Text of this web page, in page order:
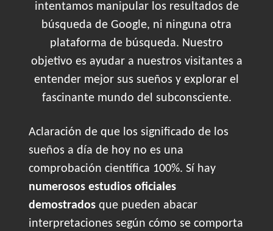
intentamos manipular los resultados de
búsqueda de Google, ni ninguna otra
plataforma de búsqueda. Nuestro
objetivo es ayudar a nuestros visitantes a
entender mejor sus sueños y explorar el
fascinante mundo del subconsciente.
Aclaración de que los significado de los
sueños a día de hoy no es una
comprobación científica 100%. Sí hay
numerosos estudios oficiales
demostrados que pueden abacar
interpretaciones según cómo se comporta